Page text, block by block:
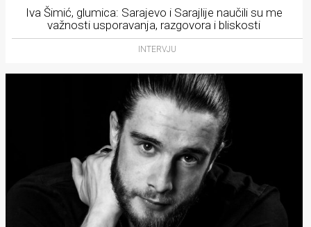
Iva Šimić, glumica: Sarajevo i Sarajlije naučili su me
važnosti usporavanja, razgovora i bliskosti
INTERVJU